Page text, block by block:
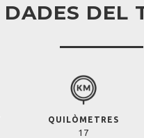
DADES DEL
QUILÒMETRES
17